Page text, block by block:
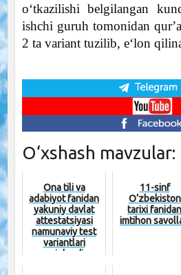
oʻtkazilishi belgilangan
ishchi guruh tomonidan
2 ta variant tuzilib, eʻlon
O‘xshash mavzular:
Ona tili va
adabiyot fanidan
yakuniy davlat
attestatsiyasi
namunaviy test
variantlari
aniqlandi
11-sinf
O‘zbekiston
tarixi fanidan
imtihon